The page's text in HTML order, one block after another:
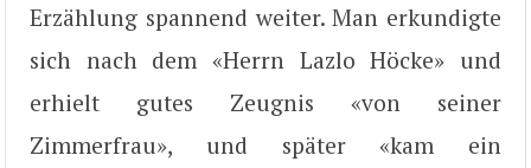
Erzählung spannend weiter. Man erkundigte
sich nach dem «Herrn Lazlo Höcke» und
erhielt gutes Zeugnis «von seiner
Zimmerfrau», und später «kam ein